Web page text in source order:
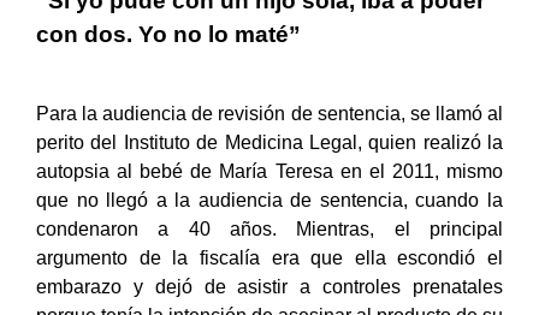
“Si yo pude con un hijo sola, iba a poder
con dos. Yo no lo maté”
Para la audiencia de revisión de sentencia, se llamó al
perito del Instituto de Medicina Legal, quien realizó la
autopsia al bebé de María Teresa en el 2011, mismo
que no llegó a la audiencia de sentencia, cuando la
condenaron a 40 años. Mientras, el principal
argumento de la fiscalía era que ella escondió el
embarazo y dejó de asistir a controles prenatales